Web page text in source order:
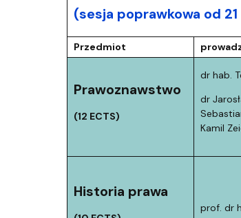
(sesja poprawkowa od
Przedmiot
Prawoznawstwo
(12 ECTS)
dr hab.
dr
Kamil
Historia prawa
prof. dr